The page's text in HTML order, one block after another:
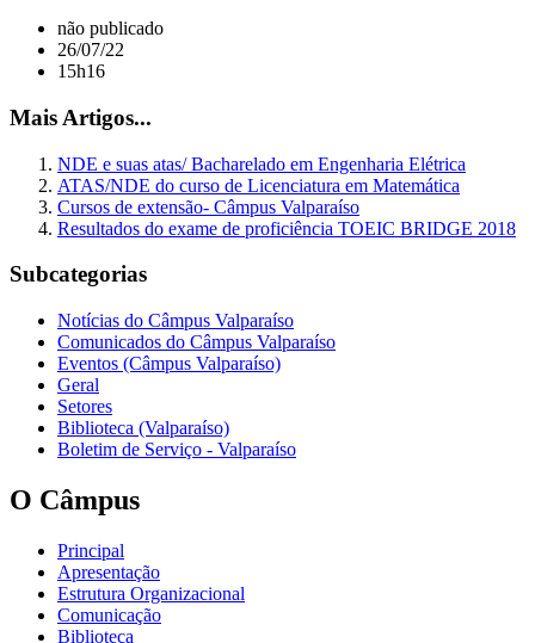
não publicado
26/07/22
15h16
Mais Artigos...
NDE e suas atas/ Bacharelado em Engenharia Elétrica
ATAS/NDE do curso de Licenciatura em Matemática
Cursos de extensão- Câmpus Valparaíso
Resultados do exame de proficiência TOEIC BRIDGE 2018
Subcategorias
Notícias do Câmpus Valparaíso
Comunicados do Câmpus Valparaíso
Eventos (Câmpus Valparaíso)
Geral
Setores
Biblioteca (Valparaíso)
Boletim de Serviço - Valparaíso
O Câmpus
Principal
Apresentação
Estrutura Organizacional
Comunicação
Biblioteca